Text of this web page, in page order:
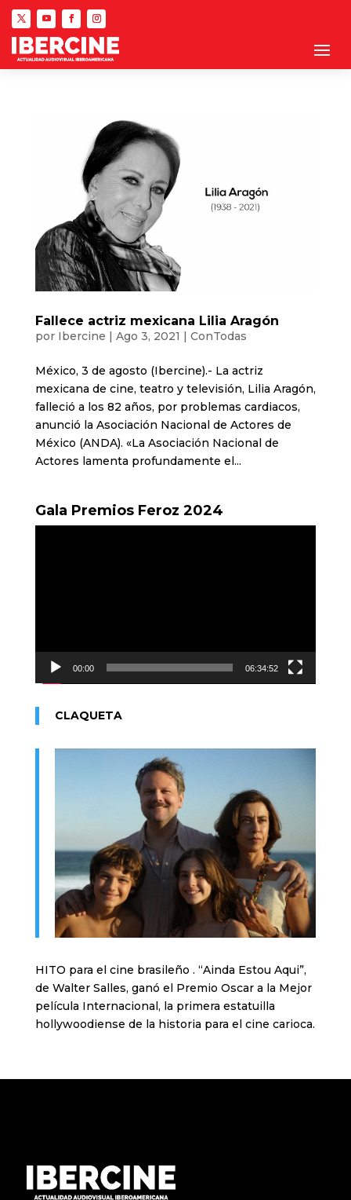
Fallece actriz mexicana Lilia Aragón
por Ibercine | Ago 3, 2021 | ConTodas
México, 3 de agosto (Ibercine).- La actriz
mexicana de cine, teatro y televisión, Lilia Aragón,
falleció a los 82 años, por problemas cardiacos,
anunció la Asociación Nacional de Actores de
México (ANDA). «La Asociación Nacional de
Actores lamenta profundamente el...
Gala Premios Feroz 2024
00:00 06:34:52
CLAQUETA
HITO para el cine brasileño . “Ainda Estou Aqui”,
de Walter Salles, ganó el Premio Oscar a la Mejor
película Internacional, la primera estatuilla
hollywoodiense de la historia para el cine carioca.